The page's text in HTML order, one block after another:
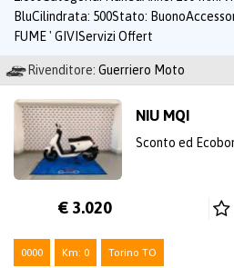
BluCilindrata: 500Stato:
FUME ' GIVIServizi Offert
Rivenditore: Guerriero Moto
NIU MQI
Sconto ed
€ 3.020
0000 Km: 0 Torino TO